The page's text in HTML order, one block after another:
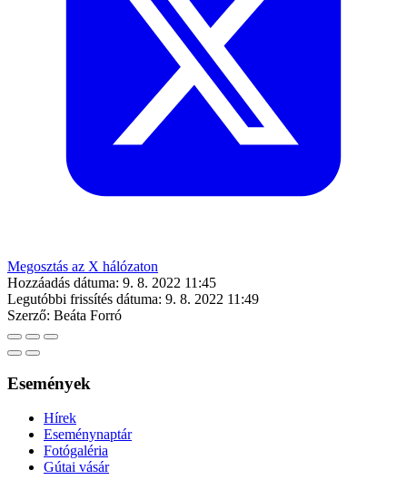
Megosztás az X hálózaton
Hozzáadás dátuma: 9. 8. 2022 11:45
Legutóbbi frissítés dátuma: 9. 8. 2022 11:49
Szerző: Beáta Forró
Események
Hírek
Eseménynaptár
Fotógaléria
Gútai vásár